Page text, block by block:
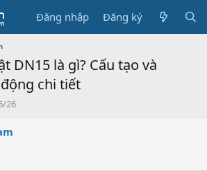
Đăng nhập Đăng ký
DN15 là gì? Cấu tạo và
chi tiết
26